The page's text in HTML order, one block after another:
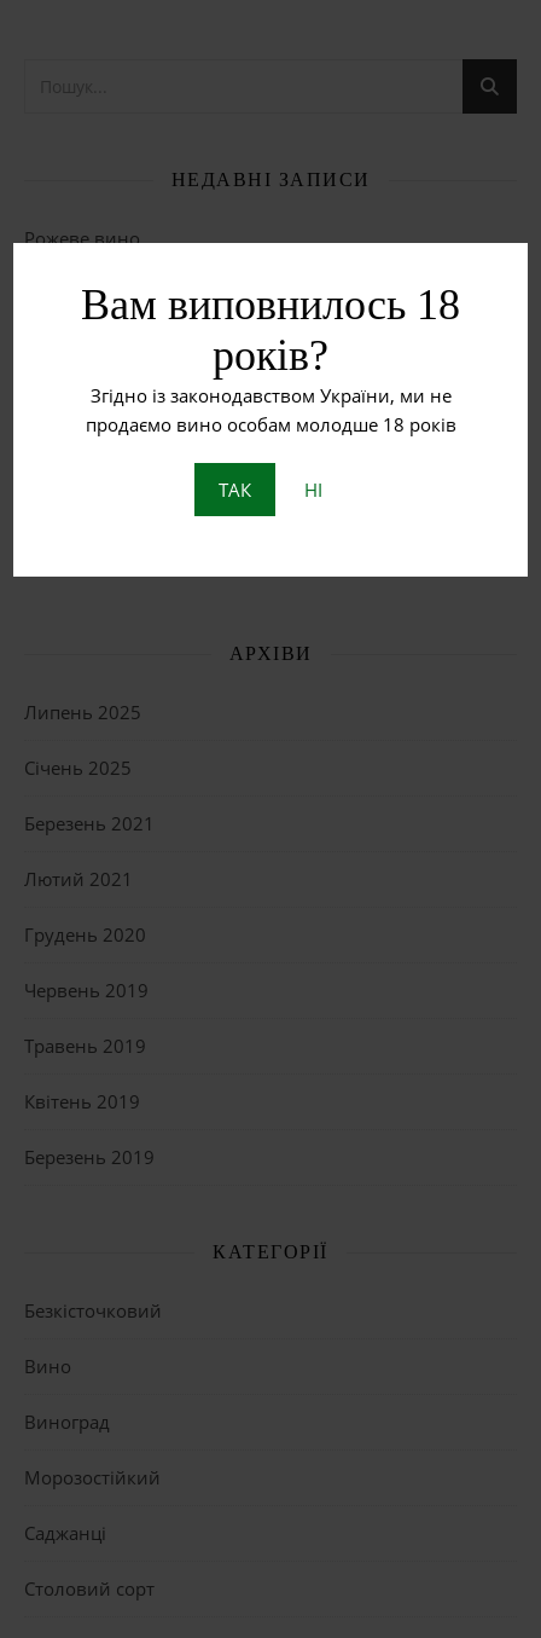
Вам виповнилось 18
років?
Згідно із законодавством України, ми не
продаємо вино особам молодше 18 років
ТАК НІ
НЕДАВНІ ЗАПИСИ
Рожеве вино
Червоне вино
Що таке бурштинове вино?
Пет Нат: Натуральне ігристе вино з історією
АРХІВИ
Липень 2025
Січень 2025
Березень 2021
Лютий 2021
Грудень 2020
Червень 2019
Травень 2019
Квітень 2019
Березень 2019
КАТЕГОРІЇ
Безкісточковий
Вино
Виноград
Морозостійкий
Саджанці
Столовий сорт